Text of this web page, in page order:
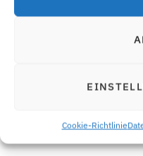
Cookie-Richtlinie
Klick auf's Foto
Kinder- oder Teenager-